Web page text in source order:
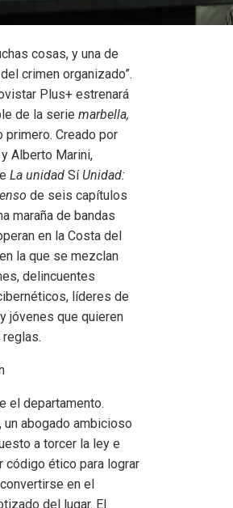
cosas, y una de
crimen organizado”.
Plus+ estrenará
de la serie marbella,
primero. Creado por
Alberto Marini,
La unidad Sí Unidad:
de seis capítulos
maraña de bandas
en la Costa del
la que se mezclan
delincuentes
líderes de
jóvenes que quieren
el departamento.
un abogado ambicioso
a torcer la ley e
código ético para lograr
en el
del lugar. El